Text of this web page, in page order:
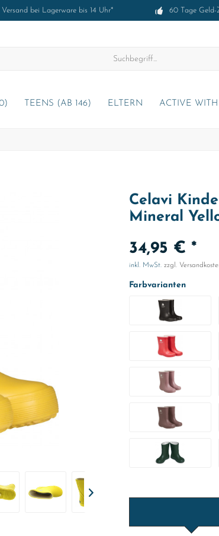
bei Lagerware bis 14 Uhr* 60 Tage Geld-
TEENS (AB 146) ELTERN ACTIVE WITH
Celavi
Mineral
34,95 € *
inkl. MwSt. zzgl.
Farbvarianten